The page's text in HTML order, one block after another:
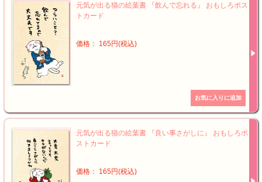
元気が出る猫の絵葉書 『飲んで忘れる』 おもしろポス
トカード
価格： 165円(税込)
元気が出る猫の絵葉書 『良い事さがしに』 おもしろポ
ストカード
価格： 165円(税込)